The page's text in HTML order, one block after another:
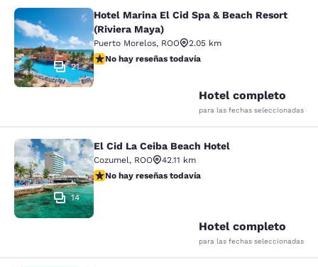
Hotel Marina El Cid Spa & Beach
21
Hotel Marina El Cid Spa & Beach Resort
(Riviera Maya)
Puerto Morelos, ROO
2.05 km
No hay reseñas todavía
No hay reseñas todavía
Hotel completo
para las fechas seleccionadas
El Cid La Ceiba Beach Hotel
14
El Cid La Ceiba Beach Hotel
Cozumel, ROO
42.11 km
No hay reseñas todavía
No hay reseñas todavía
Hotel completo
para las fechas seleccionadas